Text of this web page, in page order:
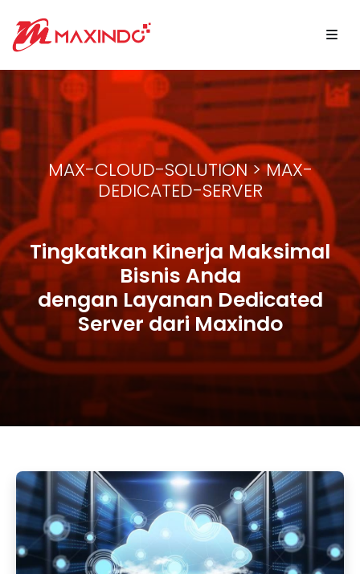
MAX-CLOUD-SOLUTION > MAX-
DEDICATED-SERVER
Tingkatkan Kinerja Maksimal
Bisnis Anda
dengan Layanan Dedicated
Server dari Maxindo